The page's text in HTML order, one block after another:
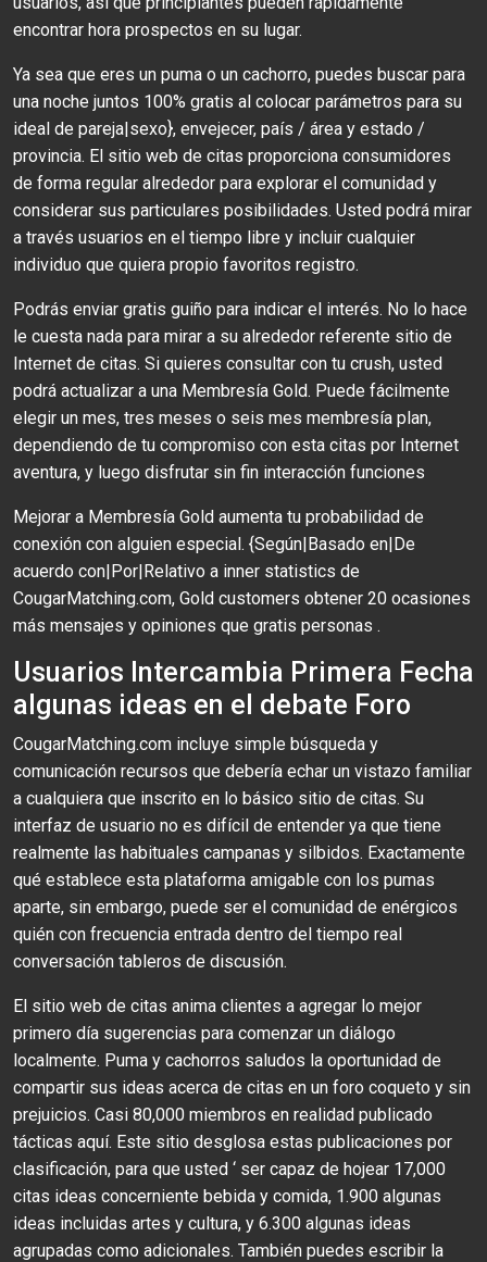
encontrar hora prospectos en su lugar.
Ya sea que eres un puma o un cachorro, puedes buscar para
una noche juntos 100% gratis al colocar parámetros para su
ideal de pareja|sexo}, envejecer, país / área y estado /
provincia. El sitio web de citas proporciona consumidores
de forma regular alrededor para explorar el comunidad y
considerar sus particulares posibilidades. Usted podrá mirar
a través usuarios en el tiempo libre y incluir cualquier
individuo que quiera propio favoritos registro.
Podrás enviar gratis guiño para indicar el interés. No lo hace
le cuesta nada para mirar a su alrededor referente sitio de
Internet de citas. Si quieres consultar con tu crush, usted
podrá actualizar a una Membresía Gold. Puede fácilmente
elegir un mes, tres meses o seis mes membresía plan,
dependiendo de tu compromiso con esta citas por Internet
aventura, y luego disfrutar sin fin interacción funciones
Mejorar a Membresía Gold aumenta tu probabilidad de
conexión con alguien especial. {Según|Basado en|De
acuerdo con|Por|Relativo a inner statistics de
CougarMatching.com, Gold customers obtener 20 ocasiones
más mensajes y opiniones que gratis personas .
Usuarios Intercambia Primera Fecha
algunas ideas en el debate Foro
CougarMatching.com incluye simple búsqueda y
comunicación recursos que debería echar un vistazo familiar
a cualquiera que inscrito en lo básico sitio de citas. Su
interfaz de usuario no es difícil de entender ya que tiene
realmente las habituales campanas y silbidos. Exactamente
qué establece esta plataforma amigable con los pumas
aparte, sin embargo, puede ser el comunidad de enérgicos
quién con frecuencia entrada dentro del tiempo real
conversación tableros de discusión.
El sitio web de citas anima clientes a agregar lo mejor
primero día sugerencias para comenzar un diálogo
localmente. Puma y cachorros saludos la oportunidad de
compartir sus ideas acerca de citas en un foro coqueto y sin
prejuicios. Casi 80,000 miembros en realidad publicado
tácticas aquí. Este sitio desglosa estas publicaciones por
clasificación, para que usted ‘ ser capaz de hojear 17,000
citas ideas concerniente bebida y comida, 1.900 algunas
ideas incluidas artes y cultura, y 6.300 algunas ideas
agrupadas como adicionales. También puedes escribir la